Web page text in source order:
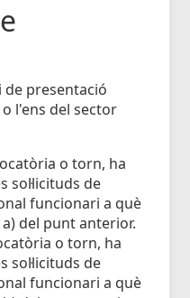
presentació
l'ens del sector
o torn, ha
sol·licituds de
funcionari a què
del punt anterior.
o torn, ha
sol·licituds de
funcionari a què